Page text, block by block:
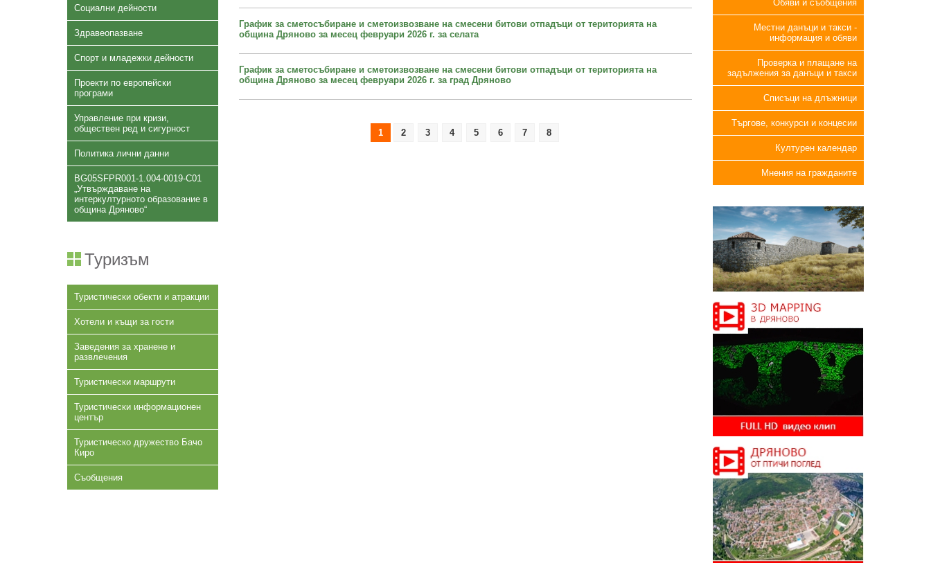
Социални дейности
Здравеопазване
Спорт и младежки дейности
Проекти по европейски
програми
Управление при кризи,
обществен ред и сигурност
Политика лични данни
BG05SFPR001-1.004-0019-C01
„Утвърждаване на
интеркултурното образование в
община Дряново“
Туризъм
Туристически обекти и атракции
Хотели и къщи за гости
Заведения за хранене и
развлечения
Туристически маршрути
Туристически информационен
център
Туристическо дружество Бачо
Киро
Съобщения
График за сметосъбиране и сметоизвозване на смесени битови отпадъци от територията на
община Дряново за месец февруари 2026 г. за селата
График за сметосъбиране и сметоизвозване на смесени битови отпадъци от територията на
община Дряново за месец февруари 2026 г. за град Дряново
1 2 3 4 5 6 7 8
Обяви и съобщения
Местни данъци и такси -
информация и обяви
Проверка и плащане на
задължения за данъци и такси
Списъци на длъжници
Търгове, конкурси и концесии
Културен календар
Мнения на гражданите